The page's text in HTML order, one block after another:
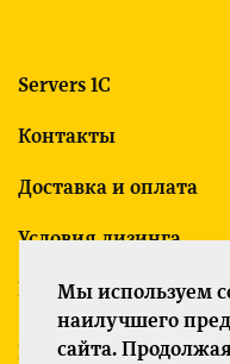
Servers 1C
Контакты
Доставка и оплата
Условия лизинга
Гарантия
Политика
Мы используем
наилучшего
сайта.